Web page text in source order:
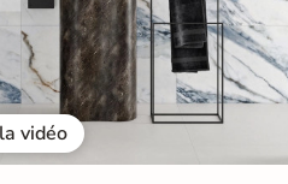
vidéo